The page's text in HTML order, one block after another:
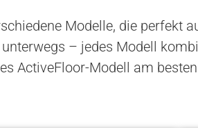
Modelle, die perfekt
– jedes Modell
ActiveFloor-Modell am